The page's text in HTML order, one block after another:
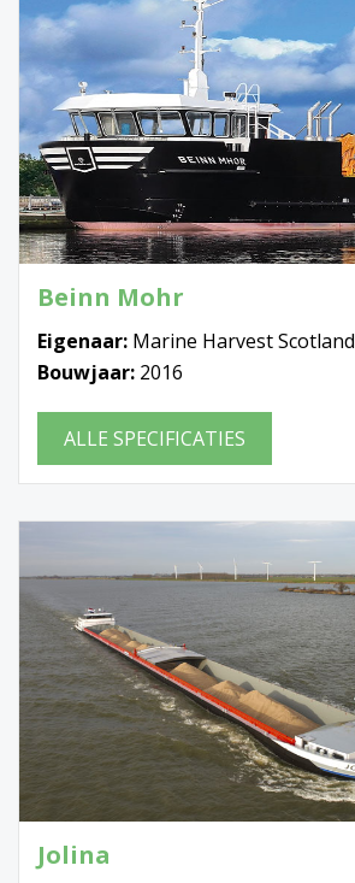
Beinn Mohr
Eigenaar: Marine Harvest Scotland
Bouwjaar: 2016
ALLE SPECIFICATIES
Jolina